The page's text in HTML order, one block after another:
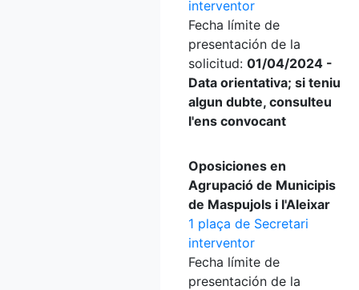
interventor
Fecha límite de
presentación de la
solicitud: 01/04/2024 -
Data orientativa; si teniu
algun dubte, consulteu
l'ens convocant
Oposiciones en
Agrupació de Municipis
de Maspujols i l'Aleixar
1 plaça de Secretari
interventor
Fecha límite de
presentación de la